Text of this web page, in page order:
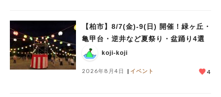
【柏市】8/7(金)‐9(日) 開催！緑ヶ丘・
亀甲台・逆井など夏祭り・盆踊り4選
koji-koji
2026年8月4日 イベント 4